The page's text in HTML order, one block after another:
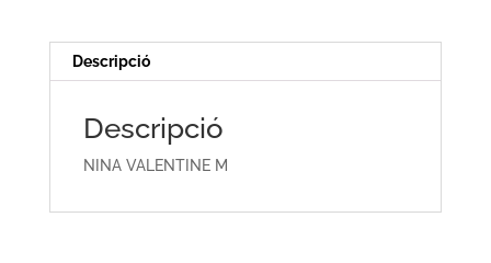
Descripció
Descripció
NINA VALENTINE M